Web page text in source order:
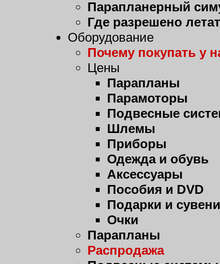
Парапланерный
Где разрешено
Оборудование
Почему покупать у
Цены
Парапланы
Парамоторы
Подвесные
Шлемы
Приборы
Одежда и обувь
Аксессуары
Пособия и DVD
Подарки и
Очки
Парапланы
Распродажа